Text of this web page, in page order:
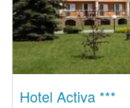
Hotel Activa ***